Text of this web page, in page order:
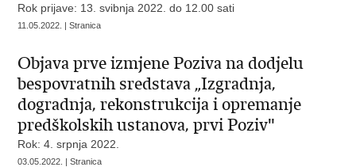
Rok prijave: 13. svibnja 2022. do 12.00 sati
11.05.2022. | Stranica
Objava prve izmjene Poziva na dodjelu
bespovratnih sredstava „Izgradnja,
dogradnja, rekonstrukcija i opremanje
predškolskih ustanova, prvi Poziv"
Rok: 4. srpnja 2022.
03.05.2022. | Stranica